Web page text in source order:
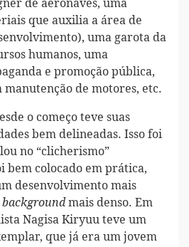
de aeronaves, uma
que auxilia a área de
uma garota da
humanos, uma
e promoção pública,
manutenção de motores, etc.
o começo teve suas
bem delineadas. Isso foi
no “clicherismo”
bem colocado em prática,
desenvolvimento mais
backgroundmais denso. Em
Nagisa Kiryuu teve um
que já era um jovem